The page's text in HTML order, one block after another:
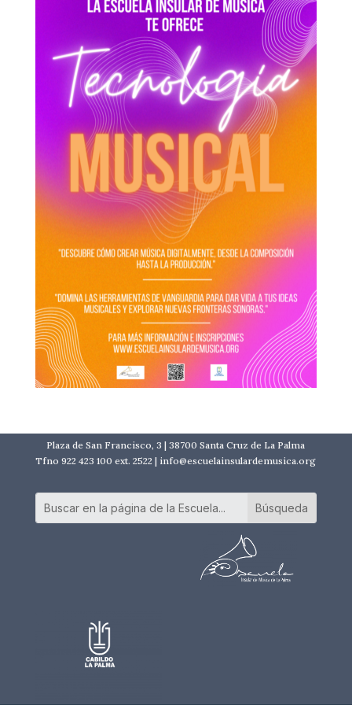
Plaza de San Francisco, 3 | 38700 Santa Cruz de La Palma
Tfno 922 423 100 ext. 2522 | info@escuelainsulardemusica.org